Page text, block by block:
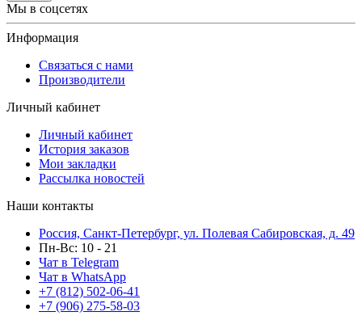
Мы в соцсетях
Информация
Связаться с нами
Производители
Личный кабинет
Личный кабинет
История заказов
Мои закладки
Рассылка новостей
Наши контакты
Россия, Санкт-Петербург, ул. Полевая Сабировская, д. 49
Пн-Вс: 10 - 21
Чат в Telegram
Чат в WhatsApp
+7 (812) 502-06-41
+7 (906) 275-58-03